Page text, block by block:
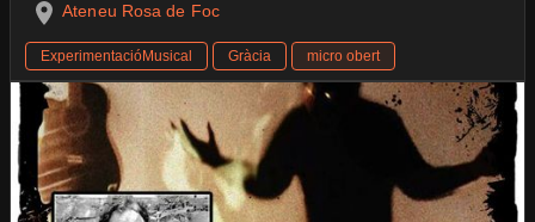
Ateneu Rosa de Foc
ExperimentacióMusical Gràcia micro obert